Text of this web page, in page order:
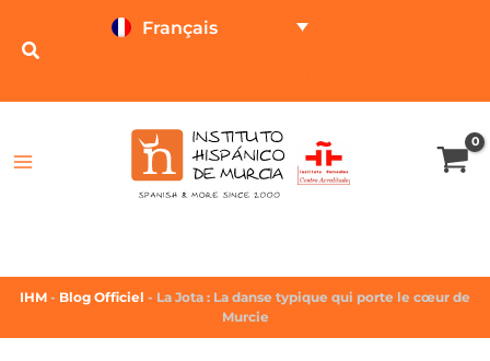
Français
IHM - Blog Officiel - La Jota : La danse typique qui porte le cœur de
Murcie